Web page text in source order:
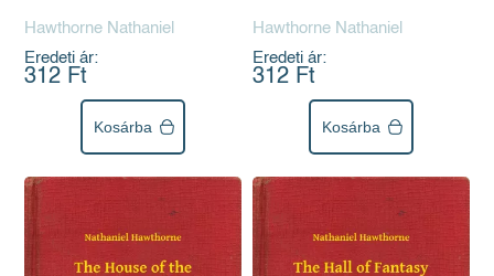
Hawthorne Nathaniel
Eredeti ár:
312 Ft
Kosárba
Hawthorne Nathaniel
Eredeti ár:
312 Ft
Kosárba